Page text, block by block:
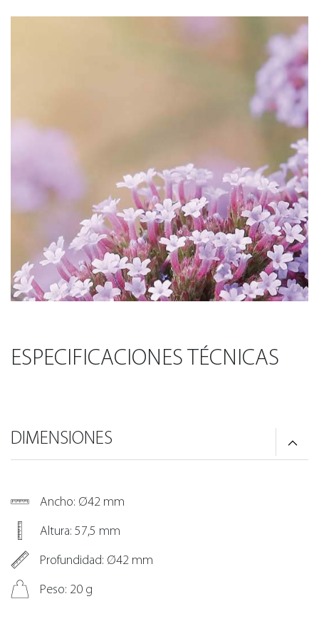
ESPECIFICACIONES TÉCNICAS
DIMENSIONES
Ancho: Ø42 mm
Altura: 57,5 mm
Profundidad: Ø42 mm
Peso: 20 g